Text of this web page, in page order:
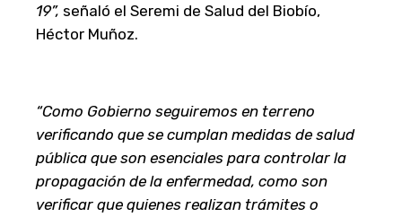
19”, señaló el Seremi de Salud del Biobío,
Héctor Muñoz.
“Como Gobierno seguiremos en terreno
verificando que se cumplan medidas de salud
pública que son esenciales para controlar la
propagación de la enfermedad, como son
verificar que quienes realizan trámites o